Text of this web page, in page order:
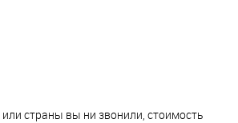
страны вы ни звонили, стоимость